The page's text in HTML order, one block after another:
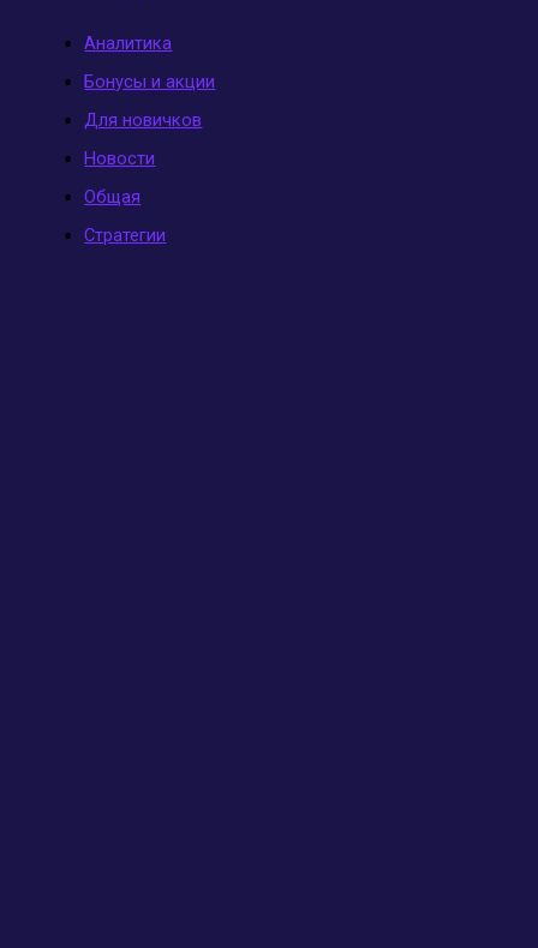
Аналитика
Бонусы и акции
Для новичков
Новости
Общая
Стратегии